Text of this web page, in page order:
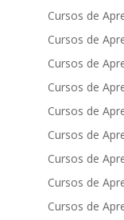
Cursos de
Cursos de
Cursos de
Cursos de
Cursos de
Cursos de
Cursos de
Cursos de
Cursos de